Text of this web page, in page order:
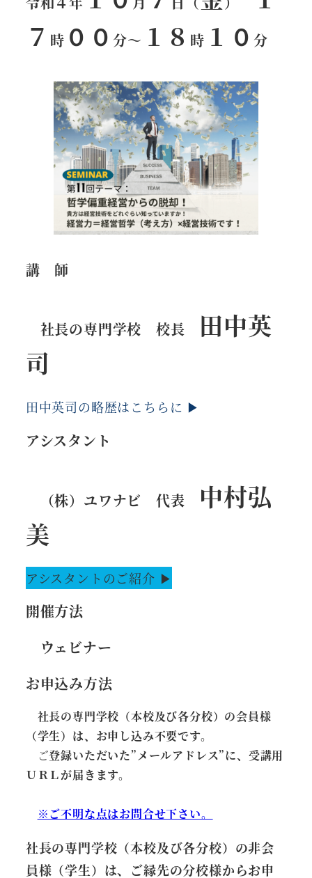
７ 時 ００分～ １８ 時 １０ 分
講 師
社長の専門学校 校長 田中英
司
田中英司の略歴はこちらに ▶
アシスタント
（株）ユワナビ 代表 中村弘
美
アシスタントのご紹介 ▶
開催方法
ウェビナー
お申込み方法
社長の専門学校（本校及び各分校）の会員様
（学生）は、お申し込み不要です。
ご登録いただいた”メールアドレス”に、受講用
ＵＲＬが届きます。
※ご不明な点はお問合せ下さい。
社長の専門学校（本校及び各分校）の非会
員様（学生）は、ご縁先の分校様からお申